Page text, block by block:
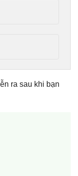
ra sau khi bạn